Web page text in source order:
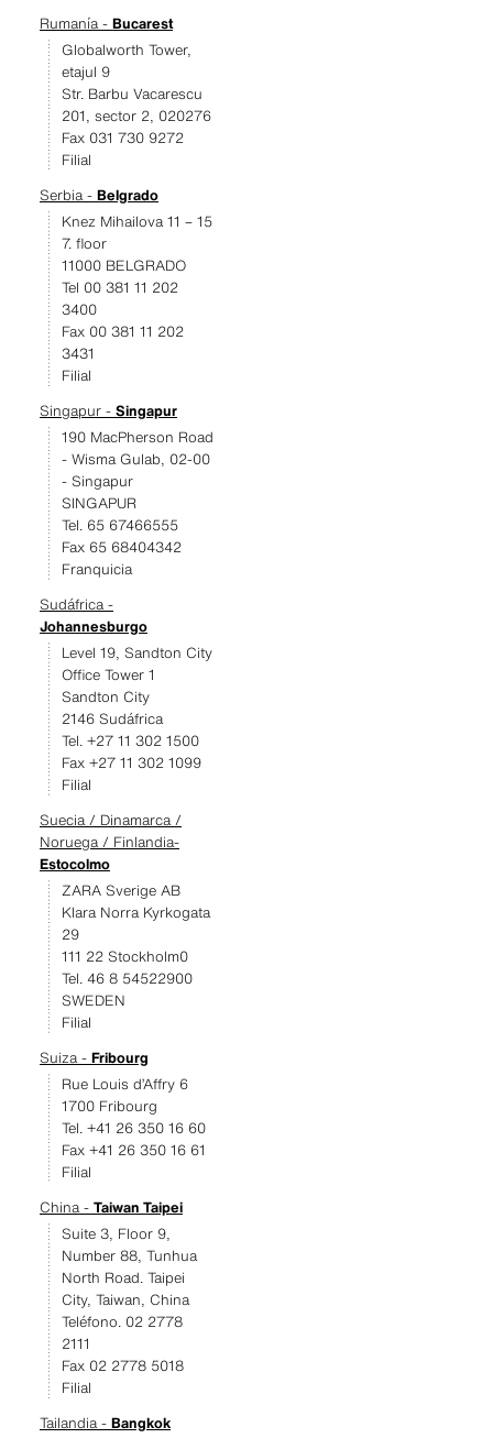
Rumanía - Bucarest
Globalworth Tower,
etajul 9
Str. Barbu Vacarescu
201, sector 2, 020276
Fax 031 730 9272
Filial
Serbia - Belgrado
Knez Mihailova 11 – 15
7. floor
11000 BELGRADO
Tel 00 381 11 202
3400
Fax 00 381 11 202
3431
Filial
Singapur - Singapur
190 MacPherson Road
- Wisma Gulab, 02-00
- Singapur
SINGAPUR
Tel. 65 67466555
Fax 65 68404342
Franquicia
Sudáfrica -
Johannesburgo
Level 19, Sandton City
Office Tower 1
Sandton City
2146 Sudáfrica
Tel. +27 11 302 1500
Fax +27 11 302 1099
Filial
Suecia / Dinamarca /
Noruega / Finlandia-
Estocolmo
ZARA Sverige AB
Klara Norra Kyrkogata
29
111 22 Stockholm0
Tel. 46 8 54522900
SWEDEN
Filial
Suiza - Fribourg
Rue Louis d’Affry 6
1700 Fribourg
Tel. +41 26 350 16 60
Fax +41 26 350 16 61
Filial
China - Taiwan Taipei
Suite 3, Floor 9,
Number 88, Tunhua
North Road. Taipei
City, Taiwan, China
Teléfono. 02 2778
2111
Fax 02 2778 5018
Filial
Tailandia - Bangkok